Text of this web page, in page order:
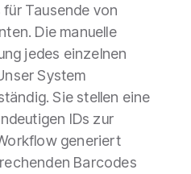
Tausende von
Die manuelle
jedes einzelnen
System
Sie stellen eine
IDs zur
generiert
Barcodes